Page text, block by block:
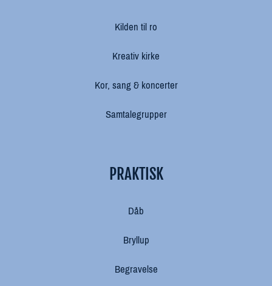
Kilden til ro
Kreativ kirke
Kor, sang & koncerter
Samtalegrupper
PRAKTISK
Dåb
Bryllup
Begravelse